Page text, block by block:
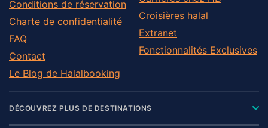
Conditions de réservation
Charte de confidentialité
FAQ
Contact
Le Blog de Halalbooking
Croisières halal
Extranet
Fonctionnalités Exclusives
DÉCOUVREZ PLUS DE DESTINATIONS